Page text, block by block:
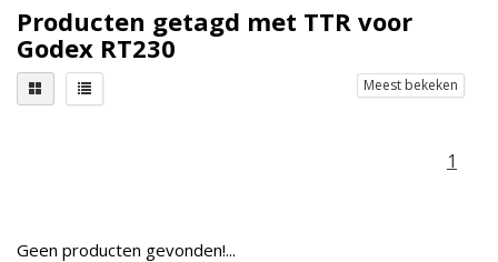
Producten getagd met TTR voor
Godex RT230
Meest bekeken
1
Geen producten gevonden!...